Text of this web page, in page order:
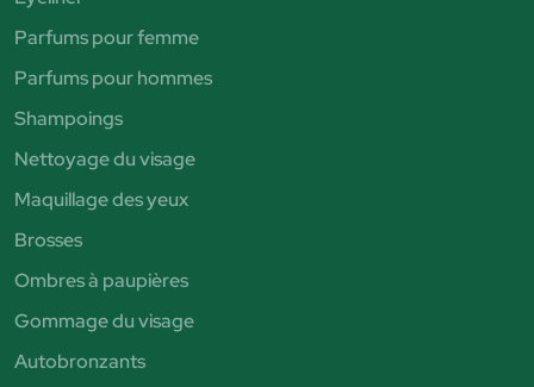
Parfums pour femme
Parfums pour hommes
Shampoings
Nettoyage du visage
Maquillage des yeux
Brosses
Ombres à paupières
Gommage du visage
Autobronzants